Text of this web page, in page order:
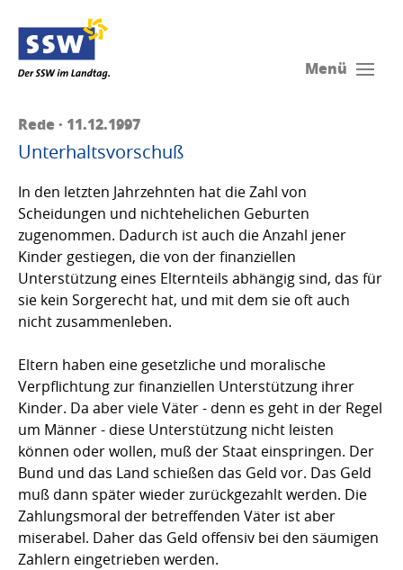
Menü
Rede · 11.12.1997
Unterhaltsvorschuß
In den letzten Jahrzehnten hat die Zahl von
Scheidungen und nichtehelichen Geburten
zugenommen. Dadurch ist auch die Anzahl jener
Kinder gestiegen, die von der finanziellen
Unterstützung eines Elternteils abhängig sind, das für
sie kein Sorgerecht hat, und mit dem sie oft auch
nicht zusammenleben.
Eltern haben eine gesetzliche und moralische
Verpflichtung zur finanziellen Unterstützung ihrer
Kinder. Da aber viele Väter - denn es geht in der Regel
um Männer - diese Unterstützung nicht leisten
können oder wollen, muß der Staat einspringen. Der
Bund und das Land schießen das Geld vor. Das Geld
muß dann später wieder zurückgezahlt werden. Die
Zahlungsmoral der betreffenden Väter ist aber
miserabel. Daher das Geld offensiv bei den säumigen
Zahlern eingetrieben werden.